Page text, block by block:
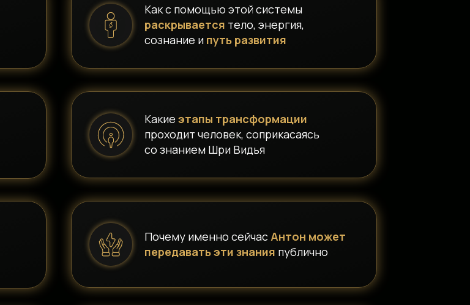
Какие этапы трансформации
проходит человек, соприкасаясь
со знанием Шри Видья
Как с помощью этой системы
раскрывается тело, энергия,
сознание и путь развития
Почему именно сейчасАнтон может
передавать эти знания публично